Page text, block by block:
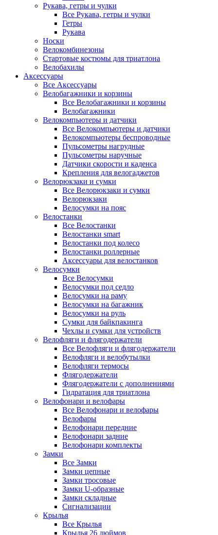
Рукава, гетры и чулки
Все Рукава, гетры и чулки
Гетры
Рукава
Носки
Велокомбинезоны
Стартовые костюмы для триатлона
Велобахилы
Аксессуары
Все Аксессуары
Велобагажники и корзины
Все Велобагажники и корзины
Велобагажники
Велокомпьютеры и датчики
Все Велокомпьютеры и датчики
Велокомпьютеры беспроводные
Пульсометры нагрудные
Пульсометры наручные
Датчики скорости и каденса
Крепления для велогаджетов
Велорюкзаки и сумки
Все Велорюкзаки и сумки
Велорюкзаки
Велосумки на пояс
Велостанки
Все Велостанки
Велостанки smart
Велостанки под колесо
Велостанки роллерные
Аксессуары для велостанков
Велосумки
Все Велосумки
Велосумки под седло
Велосумки на раму
Велосумки на багажник
Велосумки на руль
Сумки для байкпакинга
Чехлы и сумки для устройств
Велофляги и флягодержатели
Все Велофляги и флягодержатели
Велофляги и велобутылки
Велофляги термосы
Флягодержатели
Флягодержатели с дополнениями
Гидратация для триатлона
Велофонари и велофары
Все Велофонари и велофары
Велофары
Велофонари передние
Велофонари задние
Велофонари комплекты
Замки
Все Замки
Замки цепные
Замки тросовые
Замки U-образные
Замки складные
Сигнализации
Крылья
Все Крылья
Крылья 26 дюймов